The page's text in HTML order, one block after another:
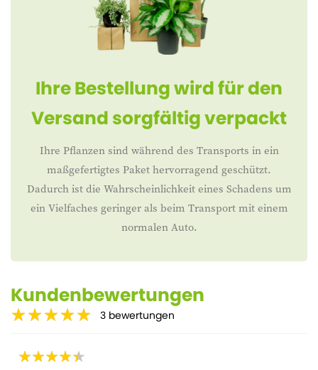
Ihre Bestellung wird für den
Versand sorgfältig verpackt
Ihre Pflanzen sind während des Transports in ein
maßgefertigtes Paket hervorragend geschützt.
Dadurch ist die Wahrscheinlichkeit eines Schadens um
ein Vielfaches geringer als beim Transport mit einem
normalen Auto.
Kundenbewertungen
3 bewertungen